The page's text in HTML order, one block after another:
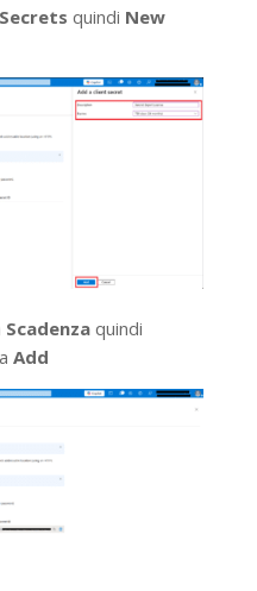
quindi New
Scadenzaquindi
Add